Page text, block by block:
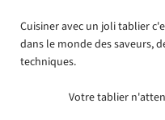
Cuisiner avec un joli tablier
dans le monde des saveurs,
techniques.
Votre tablier